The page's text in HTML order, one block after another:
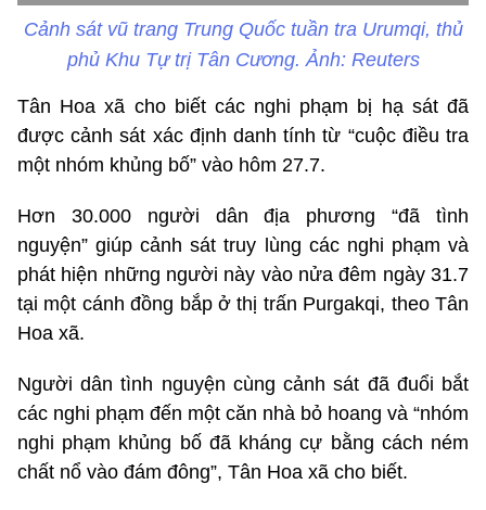
Cảnh sát vũ trang Trung Quốc tuần tra Urumqi, thủ
phủ Khu Tự trị Tân Cương. Ảnh: Reuters
Tân Hoa xã cho biết các nghi phạm bị hạ sát đã
được cảnh sát xác định danh tính từ “cuộc điều tra
một nhóm khủng bố” vào hôm 27.7.
Hơn 30.000 người dân địa phương “đã tình
nguyện” giúp cảnh sát truy lùng các nghi phạm và
phát hiện những người này vào nửa đêm ngày 31.7
tại một cánh đồng bắp ở thị trấn Purgakqi, theo Tân
Hoa xã.
Người dân tình nguyện cùng cảnh sát đã đuổi bắt
các nghi phạm đến một căn nhà bỏ hoang và “nhóm
nghi phạm khủng bố đã kháng cự bằng cách ném
chất nổ vào đám đông”, Tân Hoa xã cho biết.